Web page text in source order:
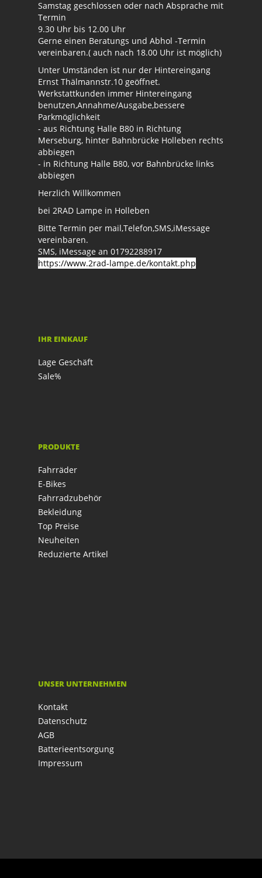
Samstag geschlossen oder nach Absprache mit
Termin
9.30 Uhr bis 12.00 Uhr
Gerne einen Beratungs und Abhol -Termin
vereinbaren.( auch nach 18.00 Uhr ist möglich)
Unter Umständen ist nur der Hintereingang
Ernst Thälmannstr.10 geöffnet.
Werkstattkunden immer Hintereingang
benutzen,Annahme/Ausgabe,bessere
Parkmöglichkeit
- aus Richtung Halle B80 in Richtung
Merseburg, hinter Bahnbrücke Holleben rechts
abbiegen
- in Richtung Halle B80, vor Bahnbrücke links
abbiegen
Herzlich Willkommen
bei 2RAD Lampe in Holleben
Bitte Termin per mail,Telefon,SMS,iMessage
vereinbaren.
SMS, iMessage an 01792288917
https://www.2rad-lampe.de/kontakt.php
IHR EINKAUF
Lage Geschäft
Sale%
PRODUKTE
Fahrräder
E-Bikes
Fahrradzubehör
Bekleidung
Top Preise
Neuheiten
Reduzierte Artikel
UNSER UNTERNEHMEN
Kontakt
Datenschutz
AGB
Batterieentsorgung
Impressum